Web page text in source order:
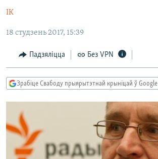
галоўнай
Перайсьці
пошуку
ВАЙНА
БЕЛАРУСЫ НА ВАЙНЕ
КУЛЬТУРА
КАЛЯНДАР
КНІГІ
АЎДЫЁКНІГІ
МОВА
НА ХВАЛЯХ СВАБОДЫ
FACEBOOK
TWITTER
САЧЫЦЕ ЗА АБНАЎЛЕНЬНЯМІ
Усе сайты РС/РСЭ
ІК
18 студзень 2017, 15:39
Падзяліцца Без VPN
Зрабіце Свабоду прыярытэтнай крыніцай ў Google